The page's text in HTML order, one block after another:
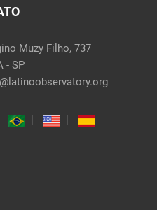
Muzy Filho, 737
- SP